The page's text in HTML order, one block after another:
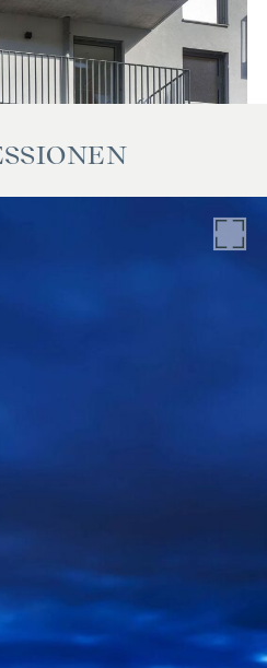
Vermittlungshonorar gelten
und die Verordnung
für Handel, Gewerbe und
den Fall, dass es
eine Vermittlungsprovision
Naheverhältnis zur Verkäuferin